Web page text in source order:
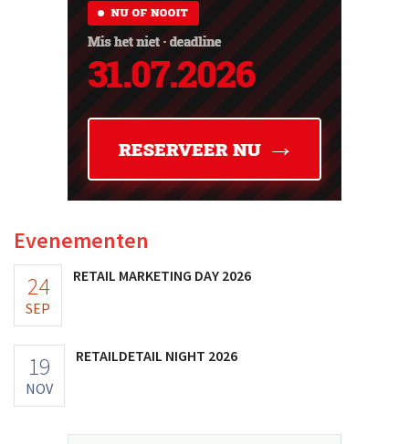
Evenementen
24
SEP
RETAIL MARKETING DAY 2026
19
NOV
RETAILDETAIL NIGHT 2026